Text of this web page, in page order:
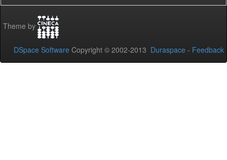
Theme by
DSpace Software Copyright © 2002-2013 Duraspace - Feedback